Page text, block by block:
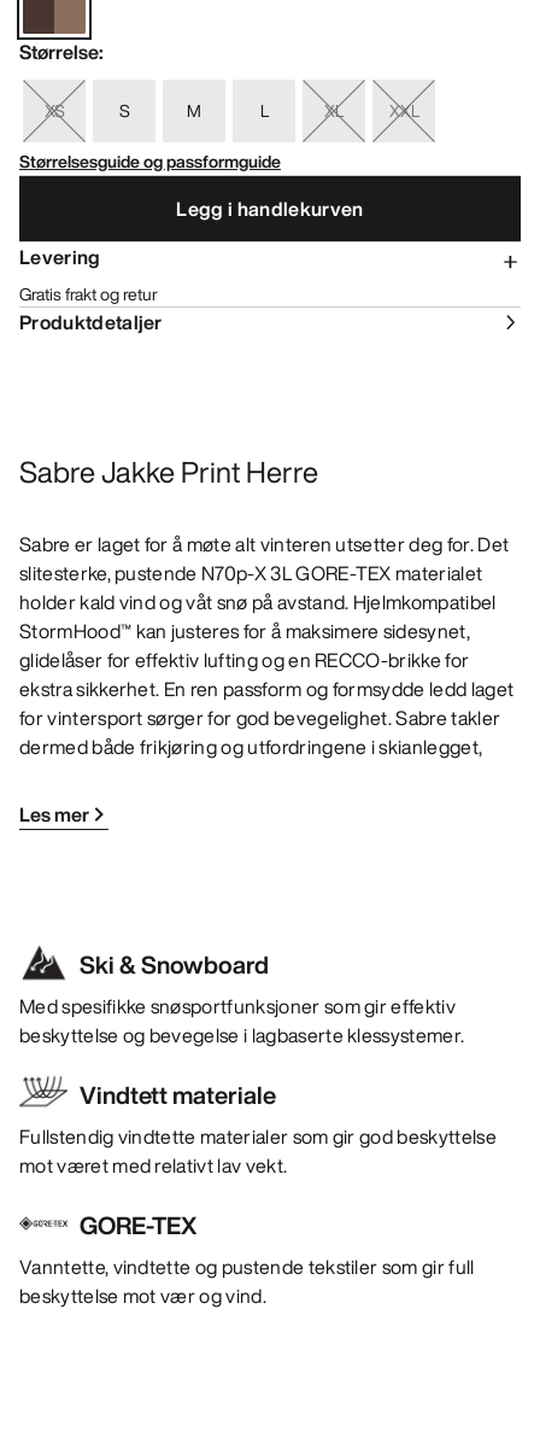
Størrelse:
XS S M L XL
XXL
Størrelsesguide og passformguide
Legg i handlekurven
Levering
Gratis frakt og retur
Produktdetaljer
Sabre Jakke Print Herre
Sabre er laget for å møte alt vinteren utsetter deg for. Det
slitesterke, pustende N70p-X 3L GORE-TEX materialet
holder kald vind og våt snø på avstand. Hjelmkompatibel
StormHood™ kan justeres for å maksimere sidesynet,
glidelåser for effektiv lufting og en RECCO-brikke for
ekstra sikkerhet. En ren passform og formsydde ledd laget
for vintersport sørger for god bevegelighet. Sabre takler
dermed både frikjøring og utfordringene i skianlegget,
Les mer
Ski & Snowboard
Med spesifikke snøsportfunksjoner som gir effektiv
beskyttelse og bevegelse i lagbaserte klessystemer.
Vindtett materiale
Fullstendig vindtette materialer som gir god beskyttelse
mot været med relativt lav vekt.
GORE-TEX
Vanntette, vindtette og pustende tekstiler som gir full
beskyttelse mot vær og vind.